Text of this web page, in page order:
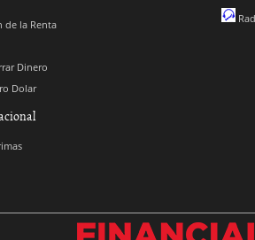
de la Renta
Dinero
Dolar